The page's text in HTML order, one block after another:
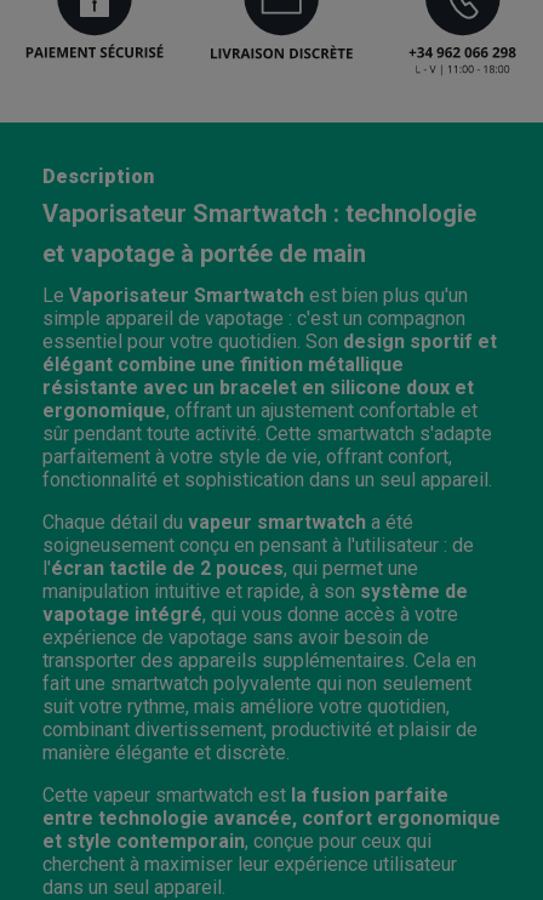
Description
Vaporisateur Smartwatch : technologie
et vapotage à portée de main
Le Vaporisateur Smartwatch est bien plus qu'un
simple appareil de vapotage : c'est un compagnon
essentiel pour votre quotidien. Son design sportif et
élégant combine une finition métallique
résistante avec un bracelet en silicone doux et
ergonomique, offrant un ajustement confortable et
sûr pendant toute activité. Cette smartwatch s'adapte
parfaitement à votre style de vie, offrant confort,
fonctionnalité et sophistication dans un seul appareil.
Chaque détail du vapeur smartwatch a été
soigneusement conçu en pensant à l'utilisateur : de
l'écran tactile de 2 pouces, qui permet une
manipulation intuitive et rapide, à son système de
vapotage intégré, qui vous donne accès à votre
expérience de vapotage sans avoir besoin de
transporter des appareils supplémentaires. Cela en
fait une smartwatch polyvalente qui non seulement
suit votre rythme, mais améliore votre quotidien,
combinant divertissement, productivité et plaisir de
manière élégante et discrète.
Cette vapeur smartwatch est la fusion parfaite
entre technologie avancée, confort ergonomique
et style contemporain, conçue pour ceux qui
cherchent à maximiser leur expérience utilisateur
dans un seul appareil.